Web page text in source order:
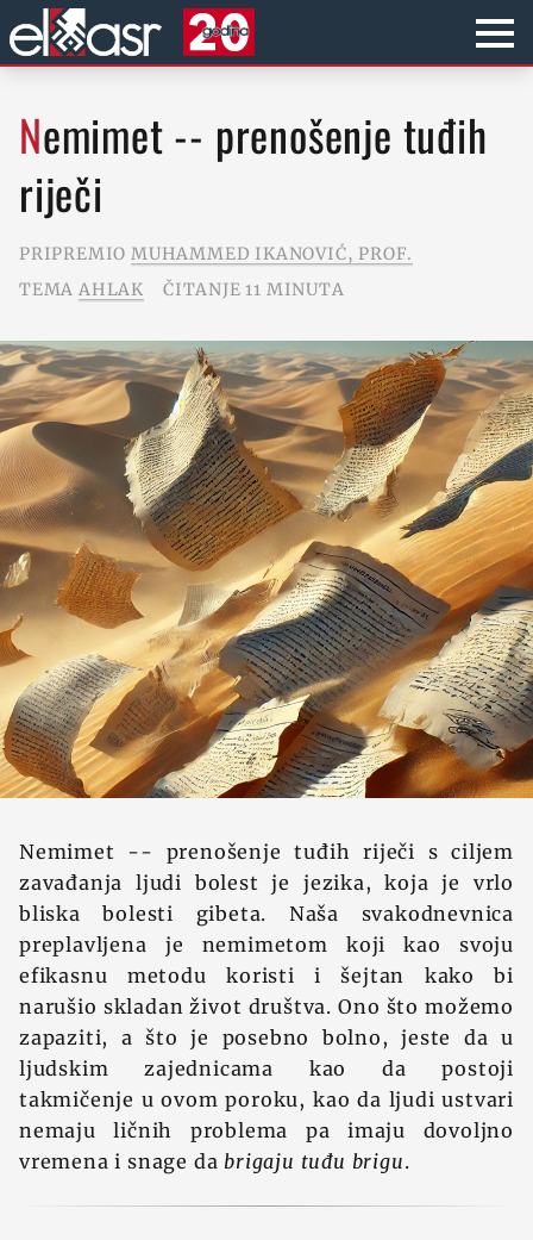
Nemimet -- prenošenje tuđih
riječi
PRIPREMIO MUHAMMED IKANOVIĆ, PROF.
TEMA AHLAK ČITANJE 11 MINUTA
Nemimet -- prenošenje tuđih riječi s ciljem
zavađanja ljudi bolest je jezika, koja je vrlo
bliska bolesti gibeta. Naša svakodnevnica
preplavljena je nemimetom koji kao svoju
efikasnu metodu koristi i šejtan kako bi
narušio skladan život društva. Ono što možemo
zapaziti, a što je posebno bolno, jeste da u
ljudskim zajednicama kao da postoji
takmičenje u ovom poroku, kao da ljudi ustvari
nemaju ličnih problema pa imaju dovoljno
vremena i snage da brigaju tuđu brigu.